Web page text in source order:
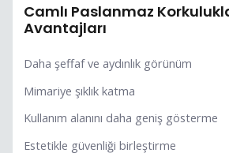
Camlı Paslanmaz
Avantajları
Daha şeffaf ve aydınlık görünüm
Mimariye şıklık katma
Kullanım alanını daha geniş gösterme
Estetikle güvenliği birleştirme